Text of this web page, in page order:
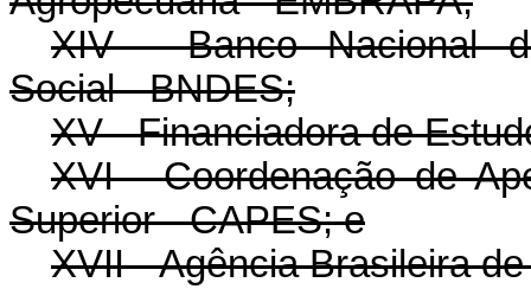
XIV - Banco Nacional
Social - BNDES;
XV - Financiadora de
XVI - Coordenação de
Superior - CAPES; e
XVII - Agência Brasileira